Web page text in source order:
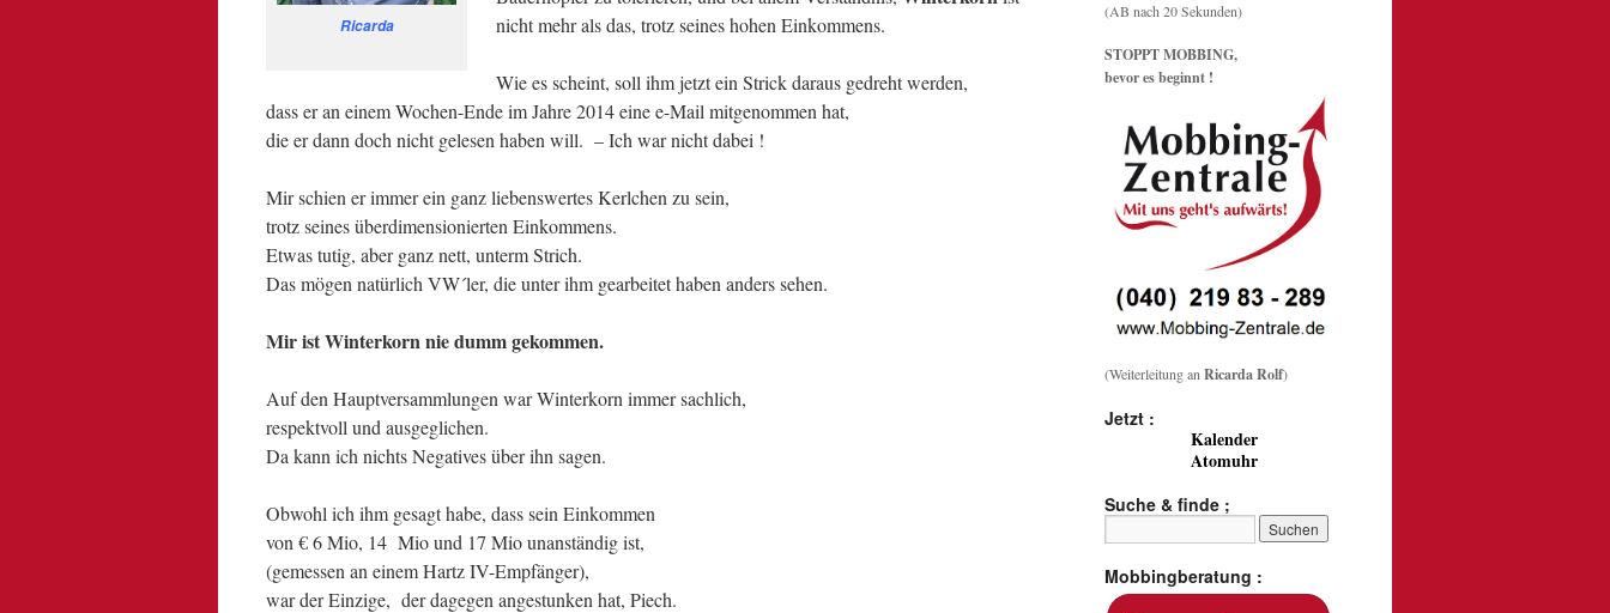
Ricarda
nicht mehr als das, trotz seines hohen Einkommens.
Wie es scheint, soll ihm jetzt ein Strick daraus gedreht werden,
dass er an einem Wochen-Ende im Jahre 2014 eine e-Mail mitgenommen hat,
die er dann doch nicht gelesen haben will. – Ich war nicht dabei !
Mir schien er immer ein ganz liebenswertes Kerlchen zu sein,
trotz seines überdimensionierten Einkommens.
Etwas tutig, aber ganz nett, unterm Strich.
Das mögen natürlich VW´ler, die unter ihm gearbeitet haben anders sehen.
Mir ist Winterkorn nie dumm gekommen.
Auf den Hauptversammlungen war Winterkorn immer sachlich,
respektvoll und ausgeglichen.
Da kann ich nichts Negatives über ihn sagen.
Obwohl ich ihm gesagt habe, dass sein Einkommen
von € 6 Mio, 14 Mio und 17 Mio unanständig ist,
(gemessen an einem Hartz IV-Empfänger),
war der Einzige, der dagegen angestunken hat, Piech.
(AB nach 20 Sekunden)
STOPPT MOBBING,
bevor es beginnt !
(Weiterleitung an Ricarda Rolf)
Jetzt :
Kalender
Atomuhr
Suche & finde ;
Mobbingberatung :